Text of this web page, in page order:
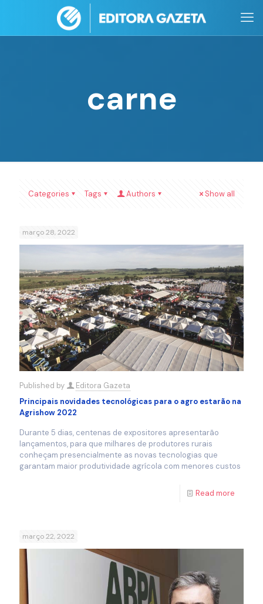
carne
Categories Tags Authors Show all
março 28, 2022
Published by
Editora Gazeta
Principais novidades tecnológicas para o agro estarão na
Agrishow 2022
Durante 5 dias, centenas de expositores apresentarão
lançamentos, para que milhares de produtores rurais
conheçam presencialmente as novas tecnologias que
garantam maior produtividade agrícola com menores custos
Read more
março 22, 2022